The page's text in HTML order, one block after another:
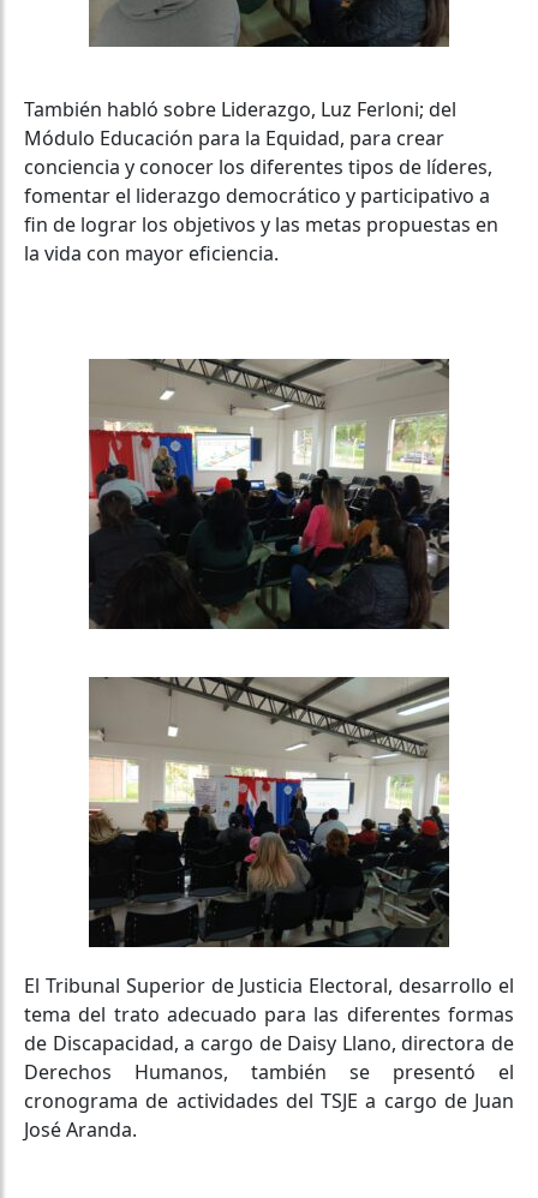
También habló sobre Liderazgo, Luz Ferloni; del
Módulo Educación para la Equidad, para crear
conciencia y conocer los diferentes tipos de líderes,
fomentar el liderazgo democrático y participativo a
fin de lograr los objetivos y las metas propuestas en
la vida con mayor eficiencia.
El Tribunal Superior de Justicia Electoral, desarrollo el
tema del trato adecuado para las diferentes formas
de Discapacidad, a cargo de Daisy Llano, directora de
Derechos Humanos, también se presentó el
cronograma de actividades del TSJE a cargo de Juan
José Aranda.